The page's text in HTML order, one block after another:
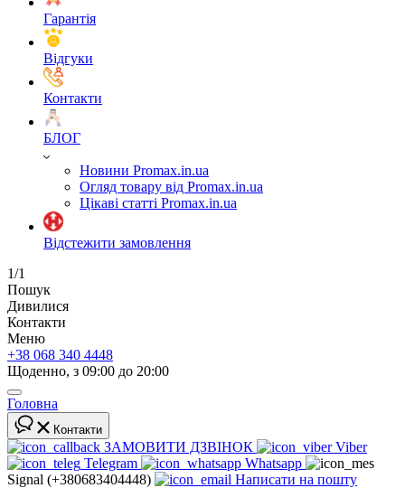
Гарантія
Відгуки
Контакти
БЛОГ
Новини Promax.in.ua
Огляд товару від Promax.in.ua
Цікаві статті Promax.in.ua
Відстежити замовлення
1/1
Пошук
Дивилися
Контакти
Меню
+38 068 340 4448
Щоденно, з 09:00 до 20:00
Головна
Контакти
ЗАМОВИТИ ДЗВІНОК
Viber
Telegram
Whatsapp
Signal (+380683404448)
Написати на пошту